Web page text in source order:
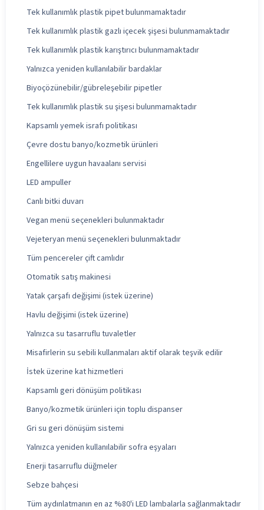
Tek kullanımlık plastik pipet bulunmamaktadır
Tek kullanımlık plastik gazlı içecek şişesi bulunmamaktadır
Tek kullanımlık plastik karıştırıcı bulunmamaktadır
Yalnızca yeniden kullanılabilir bardaklar
Biyoçözünebilir/gübreleşebilir pipetler
Tek kullanımlık plastik su şişesi bulunmamaktadır
Kapsamlı yemek israfı politikası
Çevre dostu banyo/kozmetik ürünleri
Engellilere uygun havaalanı servisi
LED ampuller
Canlı bitki duvarı
Vegan menü seçenekleri bulunmaktadır
Vejeteryan menü seçenekleri bulunmaktadır
Tüm pencereler çift camlıdır
Otomatik satış makinesi
Yatak çarşafı değişimi (istek üzerine)
Havlu değişimi (istek üzerine)
Yalnızca su tasarruflu tuvaletler
Misafirlerin su sebili kullanmaları aktif olarak teşvik edilir
İstek üzerine kat hizmetleri
Kapsamlı geri dönüşüm politikası
Banyo/kozmetik ürünleri için toplu dispanser
Gri su geri dönüşüm sistemi
Yalnızca yeniden kullanılabilir sofra eşyaları
Enerji tasarruflu düğmeler
Sebze bahçesi
Tüm aydınlatmanın en az %80'i LED lambalarla sağlanmaktadır